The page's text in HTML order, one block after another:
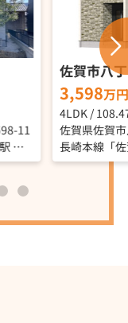
11
久大本線「久留米大学前」駅 徒歩32分
佐賀市八
3,598万
4LDK /
佐賀県佐賀
長崎本線「